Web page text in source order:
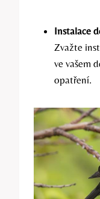
Instalace
Zvažte
ve vašem
opatření.